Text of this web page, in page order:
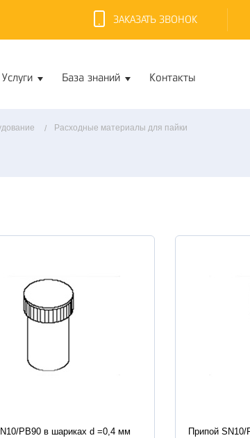
ЗАКАЗАТЬ ЗВОНОК
Услуги База знаний Контакты
Расходные материалы для пайки
PB90 в шариках d =0,4 мм Припой